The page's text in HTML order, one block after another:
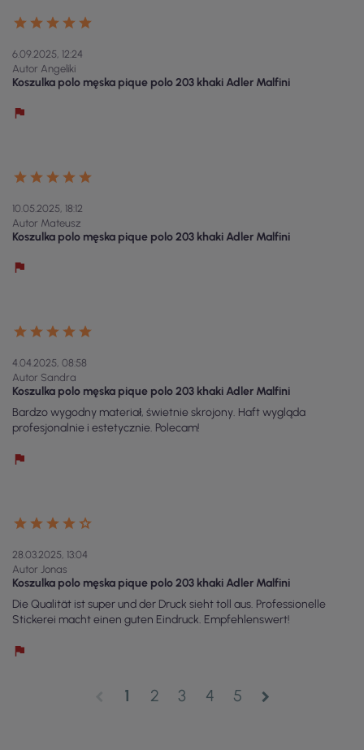
6.09.2025, 12:24
Autor Angeliki
Koszulka polo męska pique polo 203 khaki Adler Malfini
10.05.2025, 18:12
Autor Mateusz
Koszulka polo męska pique polo 203 khaki Adler Malfini
4.04.2025, 08:58
Autor Sandra
Koszulka polo męska pique polo 203 khaki Adler Malfini
Bardzo wygodny materiał, świetnie skrojony. Haft wygląda
profesjonalnie i estetycznie. Polecam!
28.03.2025, 13:04
Autor Jonas
Koszulka polo męska pique polo 203 khaki Adler Malfini
Die Qualität ist super und der Druck sieht toll aus. Professionelle
Stickerei macht einen guten Eindruck. Empfehlenswert!
1 2 3 4 5 chevron_right